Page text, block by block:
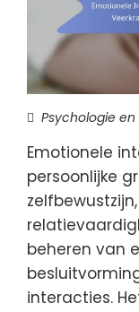
Psychologie
Emotionele
persoonlijke
beheren van
interacties.